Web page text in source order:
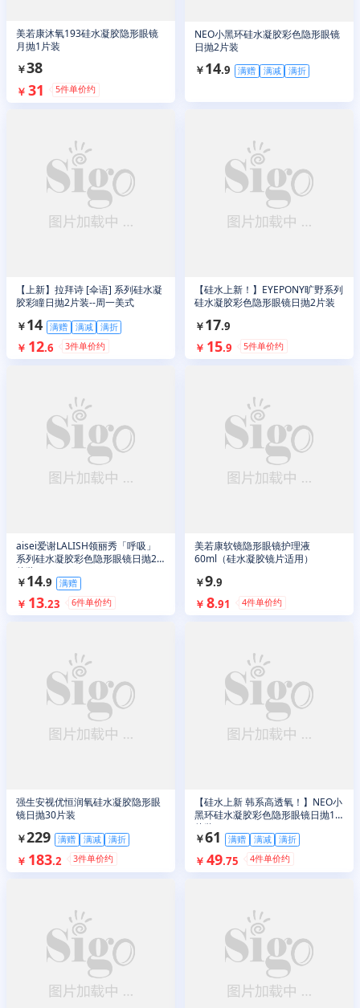
美若康沐氧193硅水凝胶隐形眼镜
月抛1片装
￥38
￥ 31 5件单价约
NEO小黑环硅水凝胶彩色隐形眼镜
日抛2片装
￥14.9 满赠 满减 满折
【上新】拉拜诗 [伞语] 系列硅水凝
胶彩瞳日抛2片装--周一美式
￥14 满赠 满减 满折
￥ 12.6 3件单价约
【硅水上新！】EYEPONY旷野系列
硅水凝胶彩色隐形眼镜日抛2片装
￥17.9
￥ 15.9 5件单价约
aisei爱谢LALISH领丽秀「呼吸」
系列硅水凝胶彩色隐形眼镜日抛2
片装
￥14.9 满赠
￥ 13.23 6件单价约
美若康软镜隐形眼镜护理液
60ml（硅水凝胶镜片适用）
￥9.9
￥ 8.91 4件单价约
强生安视优恒润氧硅水凝胶隐形眼
镜日抛30片装
￥229 满赠 满减 满折
￥ 183.2 3件单价约
【硅水上新 韩系高透氧！】NEO小
黑环硅水凝胶彩色隐形眼镜日抛10
片装
￥61 满赠 满减 满折
￥ 49.75 4件单价约